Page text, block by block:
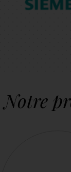
Notre